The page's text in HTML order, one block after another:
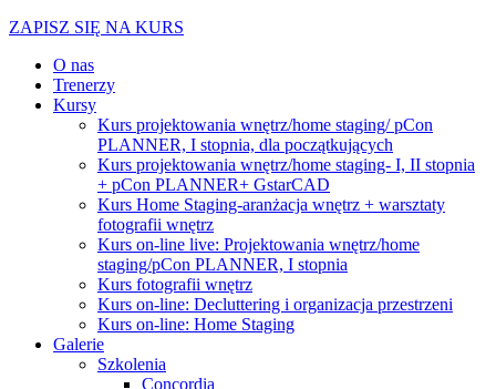
ZAPISZ SIĘ NA KURS
O nas
Trenerzy
Kursy
Kurs projektowania wnętrz/home staging/ pCon
PLANNER, I stopnia, dla początkujących
Kurs projektowania wnętrz/home staging- I, II stopnia
+ pCon PLANNER+ GstarCAD
Kurs Home Staging-aranżacja wnętrz + warsztaty
fotografii wnętrz
Kurs on-line live: Projektowania wnętrz/home
staging/pCon PLANNER, I stopnia
Kurs fotografii wnętrz
Kurs on-line: Decluttering i organizacja przestrzeni
Kurs on-line: Home Staging
Galerie
Szkolenia
Concordia